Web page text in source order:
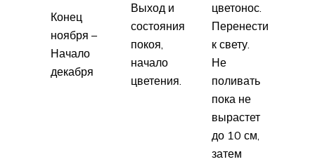
Конец
ноября –
Начало
декабря
Выход и
состояния
покоя,
начало
цветения.
цветонос.
Перенести
к свету.
Не
поливать
пока не
вырастет
до 10 см,
затем